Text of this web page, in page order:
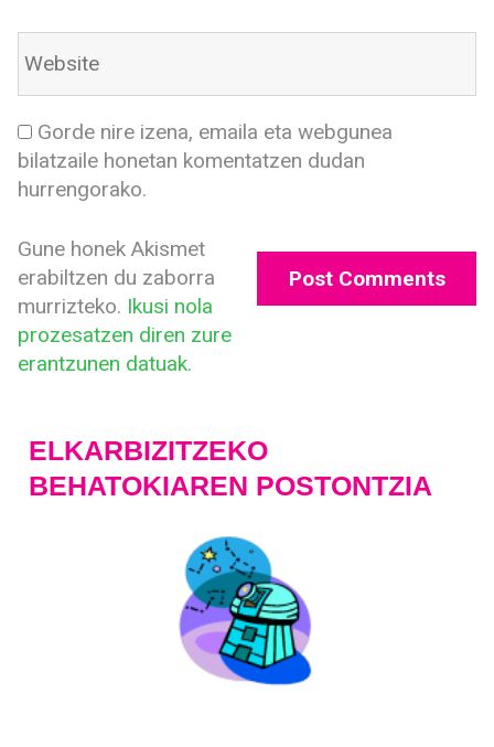
Gorde nire izena, emaila eta webgunea
bilatzaile honetan komentatzen dudan
hurrengorako.
Gune honek Akismet
erabiltzen du zaborra
murrizteko. Ikusi nola
prozesatzen diren zure
erantzunen datuak.
ELKARBIZITZEKO
BEHATOKIAREN POSTONTZIA